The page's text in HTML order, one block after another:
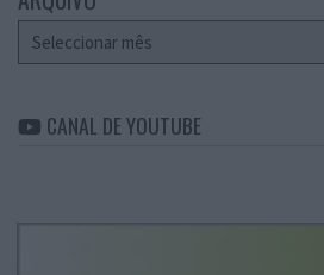
Arquivo
CANAL DE YOUTUBE